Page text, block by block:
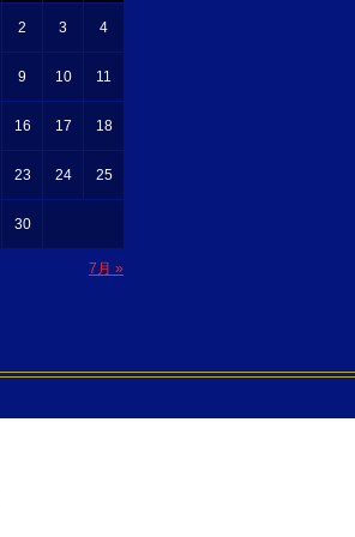
7月 »
2 3 4
9 10 11
16 17 18
23 24 25
30